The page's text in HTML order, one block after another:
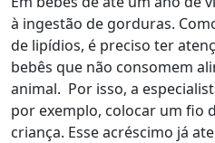
à ingestão de gorduras.
de lipídios, é preciso ter
bebês que não consomem
animal. Por isso, a
por exemplo, colocar um fio
criança. Esse acréscimo já